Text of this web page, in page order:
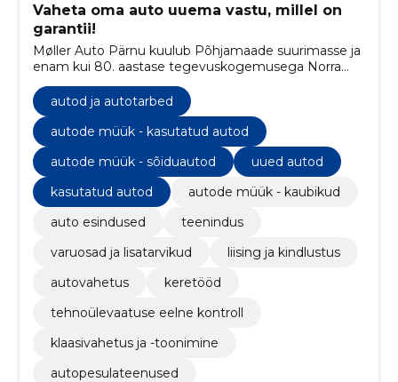
Vaheta oma auto uuema vastu, millel on
garantii!
Møller Auto Pärnu kuulub Põhjamaade suurimasse ja
enam kui 80. aastase tegevuskogemusega Norra
autod ja autotarbed
autode müük - kasutatud autod
autode müük - sõiduautod
uued autod
kasutatud autod
autode müük - kaubikud
auto esindused
teenindus
varuosad ja lisatarvikud
liising ja kindlustus
autovahetus
keretööd
tehnoülevaatuse eelne kontroll
klaasivahetus ja -toonimine
autopesulateenused